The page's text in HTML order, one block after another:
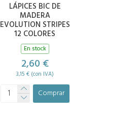
LÁPICES BIC DE
MADERA
EVOLUTION STRIPES
12 COLORES
En stock
2,60 €
3,15 € (con IVA)
Comprar